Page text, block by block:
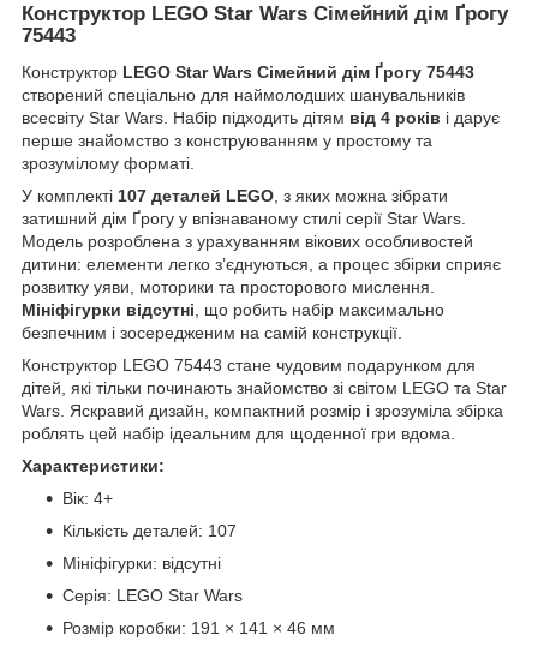
Конструктор LEGO Star Wars Сімейний дім Ґрогу
75443
Конструктор LEGO Star Wars Сімейний дім Ґрогу 75443
створений спеціально для наймолодших шанувальників
всесвіту Star Wars. Набір підходить дітям від 4 років і дарує
перше знайомство з конструюванням у простому та
зрозумілому форматі.
У комплекті 107 деталей LEGO , з яких можна зібрати
затишний дім Ґрогу у впізнаваному стилі серії Star Wars.
Модель розроблена з урахуванням вікових особливостей
дитини: елементи легко з’єднуються, а процес збірки сприяє
розвитку уяви, моторики та просторового мислення.
Мініфігурки відсутні , що робить набір максимально
безпечним і зосередженим на самій конструкції.
Конструктор LEGO 75443 стане чудовим подарунком для
дітей, які тільки починають знайомство зі світом LEGO та Star
Wars. Яскравий дизайн, компактний розмір і зрозуміла збірка
роблять цей набір ідеальним для щоденної гри вдома.
Характеристики:
Вік: 4+
Кількість деталей: 107
Мініфігурки: відсутні
Серія: LEGO Star Wars
Розмір коробки: 191 × 141 × 46 мм